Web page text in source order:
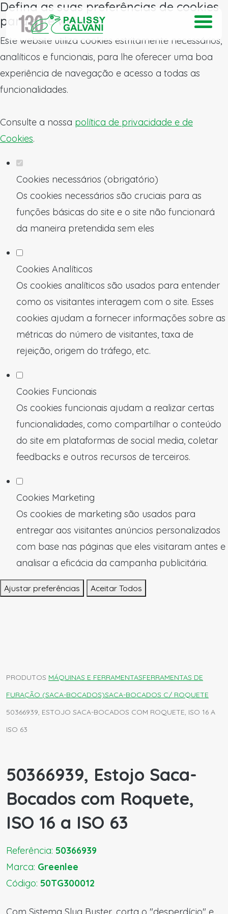
Defina as suas preferências de cookies
para este website.
Este website utiliza cookies estritamente necessários,
analíticos e funcionais, para lhe oferecer uma boa
experiência de navegação e acesso a todas as
funcionalidades.
Consulte a nossa política de privacidade e de
Cookies.
Cookies necessários (obrigatório)
Os cookies necessários são cruciais para as
funções básicas do site e o site não funcionará
da maneira pretendida sem eles
Cookies Analíticos
Os cookies analíticos são usados para entender
como os visitantes interagem com o site. Esses
cookies ajudam a fornecer informações sobre as
métricas do número de visitantes, taxa de
rejeição, origem do tráfego, etc.
Cookies Funcionais
Os cookies funcionais ajudam a realizar certas
funcionalidades, como compartilhar o conteúdo
do site em plataformas de social media, coletar
feedbacks e outros recursos de terceiros.
Cookies Marketing
Os cookies de marketing são usados para
entregar aos visitantes anúncios personalizados
com base nas páginas que eles visitaram antes e
analisar a eficácia da campanha publicitária.
Ajustar preferências Aceitar Todos
PRODUTOS MÁQUINAS E FERRAMENTASFERRAMENTAS DE
FURAÇÃO (SACA-BOCADOS)SACA-BOCADOS C/ ROQUETE
50366939, ESTOJO SACA-BOCADOS COM ROQUETE, ISO 16 A
ISO 63
50366939, Estojo Saca-
Bocados com Roquete,
ISO 16 a ISO 63
Referência: 50366939
Marca: Greenlee
Código: 50TG300012